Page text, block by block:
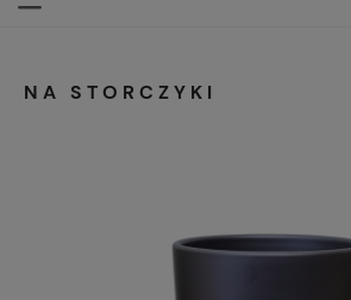
NA STORCZYKI